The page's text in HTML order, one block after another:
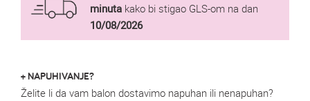
minuta kako bi stigao GLS-om na dan
10/08/2026
+ NAPUHIVANJE?
Želite li da vam balon dostavimo napuhan ili nenapuhan?